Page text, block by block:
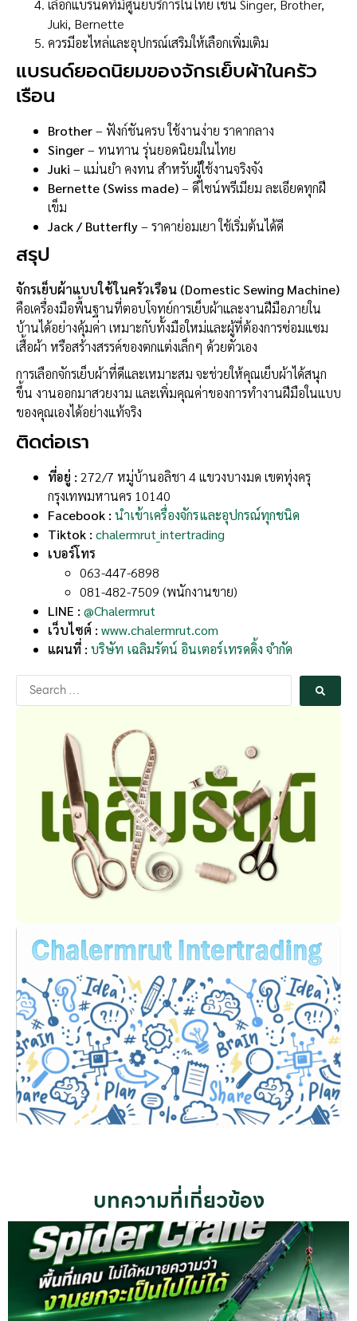
เลือกแบรนด์ที่มีศูนย์บริการในไทย เช่น Singer, Brother,
Juki, Bernette
ควรมีอะไหล่และอุปกรณ์เสริมให้เลือกเพิ่มเติม
แบรนด์ยอดนิยมของจักรเย็บผ้าในครัว
เรือน
Brother– ฟังก์ชันครบ ใช้งานง่าย ราคากลาง
Singer– ทนทาน รุ่นยอดนิยมในไทย
Juki – แม่นยำ คงทน สำหรับผู้ใช้งานจริงจัง
Bernette (Swiss made)– ดีไซน์พรีเมียม ละเอียดทุกฝี
เข็ม
Jack / Butterfly– ราคาย่อมเยา ใช้เริ่มต้นได้ดี
สรุป
จักรเย็บผ้าแบบใช้ในครัวเรือน (Domestic Sewing Machine)
คือเครื่องมือพื้นฐานที่ตอบโจทย์การเย็บผ้าและงานฝีมือภายใน
บ้านได้อย่างคุ้มค่า เหมาะกับทั้งมือใหม่และผู้ที่ต้องการซ่อมแซม
เสื้อผ้า หรือสร้างสรรค์ของตกแต่งเล็กๆ ด้วยตัวเอง
การเลือกจักรเย็บผ้าที่ดีและเหมาะสม จะช่วยให้คุณเย็บผ้าได้สนุก
ขึ้น งานออกมาสวยงาม และเพิ่มคุณค่าของการทำงานฝีมือในแบบ
ของคุณเองได้อย่างแท้จริง
ติดต่อเรา
ที่อยู่ : 272/7 หมู่บ้านอลิชา 4 แขวงบางมด เขตทุ่งครุ
กรุงเทพมหานคร 10140
Facebook : นำเข้าเครื่องจักรและอุปกรณ์ทุกชนิด
Tiktok : chalermrut_intertrading
เบอร์โทร
063-447-6898
081-482-7509 (พนักงานขาย)
LINE : @Chalermrut
เว็บไซต์ : www.chalermrut.com
แผนที่ : บริษัท เฉลิมรัตน์ อินเตอร์เทรดดิ้ง จำกัด
บทความที่เกี่ยวข้อง